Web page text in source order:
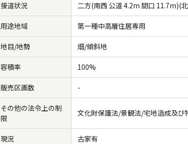
接道状況 二方(南西 公道 4.2m 間口 11.7m)(
用途地域 第一種中高層住居専用
地目/地勢 畑/傾斜地
容積率 100%
販売区画数 -
その他の法令上の制
限
文化財保護法/景観法/宅地造成及
現況 古家有